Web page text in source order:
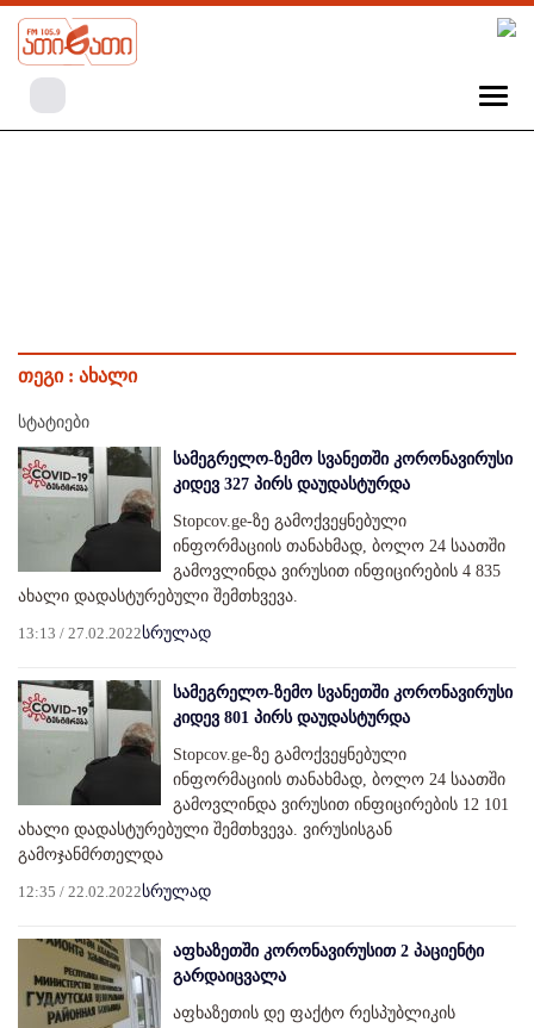
თეგი : ახალი
სტატიები
სამეგრელო-ზემო სვანეთში კორონავირუსი
კიდევ 327 პირს დაუდასტურდა
Stopcov.ge-ზე გამოქვეყნებული
ინფორმაციის თანახმად, ბოლო 24 საათში
გამოვლინდა ვირუსით ინფიცირების 4 835
ახალი დადასტურებული შემთხვევა.
13:13 / 27.02.2022სრულად
სამეგრელო-ზემო სვანეთში კორონავირუსი
კიდევ 801 პირს დაუდასტურდა
Stopcov.ge-ზე გამოქვეყნებული
ინფორმაციის თანახმად, ბოლო 24 საათში
გამოვლინდა ვირუსით ინფიცირების 12 101
ახალი დადასტურებული შემთხვევა. ვირუსისგან
გამოჯანმრთელდა
12:35 / 22.02.2022სრულად
აფხაზეთში კორონავირუსით 2 პაციენტი
გარდაიცვალა
აფხაზეთის დე ფაქტო რესპუბლიკის